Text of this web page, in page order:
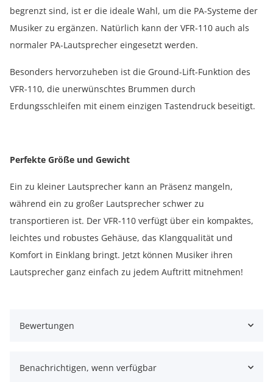
begrenzt sind, ist er die ideale Wahl, um die PA-Systeme der
Musiker zu ergänzen. Natürlich kann der VFR-110 auch als
normaler PA-Lautsprecher eingesetzt werden.
Besonders hervorzuheben ist die Ground-Lift-Funktion des
VFR-110, die unerwünschtes Brummen durch
Erdungsschleifen mit einem einzigen Tastendruck beseitigt.
Perfekte Größe und Gewicht
Ein zu kleiner Lautsprecher kann an Präsenz mangeln,
während ein zu großer Lautsprecher schwer zu
transportieren ist. Der VFR-110 verfügt über ein kompaktes,
leichtes und robustes Gehäuse, das Klangqualität und
Komfort in Einklang bringt. Jetzt können Musiker ihren
Lautsprecher ganz einfach zu jedem Auftritt mitnehmen!
Bewertungen
Benachrichtigen, wenn verfügbar